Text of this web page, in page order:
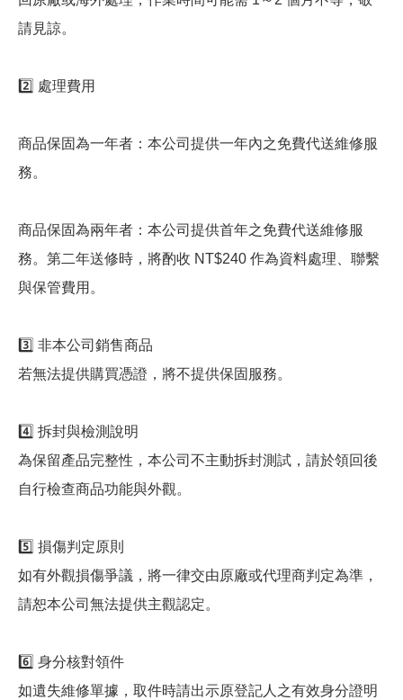
請見諒。
2️⃣ 處理費用
商品保固為一年者：本公司提供一年內之免費代送維修服
務。
商品保固為兩年者：本公司提供首年之免費代送維修服
務。第二年送修時，將酌收 NT$240 作為資料處理、聯繫
與保管費用。
3️⃣ 非本公司銷售商品
若無法提供購買憑證，將不提供保固服務。
4️⃣ 拆封與檢測說明
為保留產品完整性，本公司不主動拆封測試，請於領回後
自行檢查商品功能與外觀。
5️⃣ 損傷判定原則
如有外觀損傷爭議，將一律交由原廠或代理商判定為準，
請恕本公司無法提供主觀認定。
6️⃣ 身分核對領件
如遺失維修單據，取件時請出示原登記人之有效身分證明